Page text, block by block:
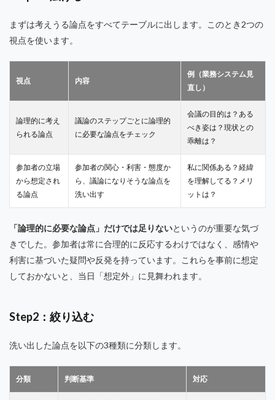
まずは考えうる論点をすべてテーブルに出します。このとき2つの
視点を使います。
視点 内容
例（業務システム見
直し）
論理的に考え
られる論点
議論のステップごとに論理的
に必要な論点をチェック
会議の目的は？ある
べき姿は？現状との
乖離は？
参加者の立場
から想定され
る論点
参加者の関心・利害・態度か
ら、議論になりそうな論点を
洗い出す
私に関係ある？経緯
を理解してる？メリ
ットは？
「論理的に必要な論点」だけでは足りないというのが重要な気づ
きでした。参加者は常に合理的に反応するわけではなく、感情や
利害に基づいた疑問や反発を持っています。これらを事前に想定
しておかないと、当日「想定外」に見舞われます。
Step2：絞り込む
洗い出した論点を以下の3種類に分類します。
分類 判断基準 対応